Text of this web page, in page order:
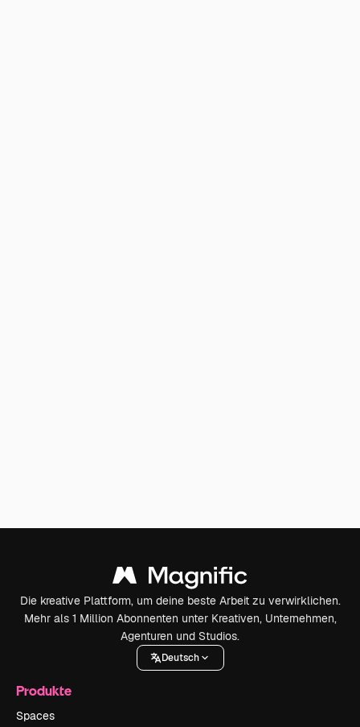
Die kreative Plattform, um deine beste Arbeit zu verwirklichen.
Mehr als 1 Million Abonnenten unter Kreativen, Unternehmen,
Agenturen und Studios.
Deutsch
Produkte
Spaces